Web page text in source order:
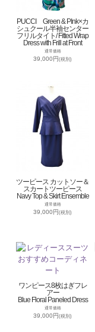
PUCCI Green & PInk×カ
シュクール半袖センター
フリルタイト/ Fitted Wrap
Dress with Frill at Front
通常価格
39,000円(税別)
ツーピース カットソー＆
スカートツーピース
Navy Top & Skirt Ensemble
通常価格
39,000円(税別)
ワンピース8枚はぎフレ
アー
Blue Floral Paneled Dress
通常価格
39,000円(税別)